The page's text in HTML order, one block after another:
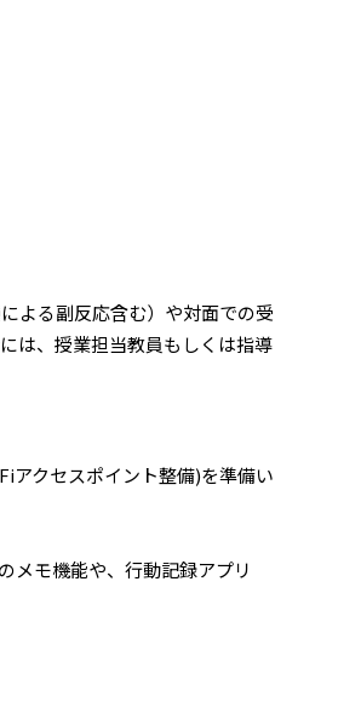
よる副反応含む）や対面での受
は、授業担当教員もしくは指導
アクセスポイント整備)を準備い
メモ機能や、行動記録アプリ